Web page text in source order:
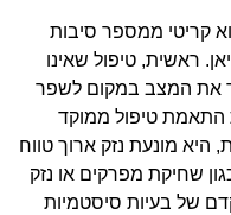
קריטי ממספר סיבות
ראשית, טיפול שאינו
את המצב במקום לשפר
התאמת טיפול ממוקד
היא מונעת נזק ארוך טווח
שחיקת מפרקים או נזק
של בעיות סיסטמיות